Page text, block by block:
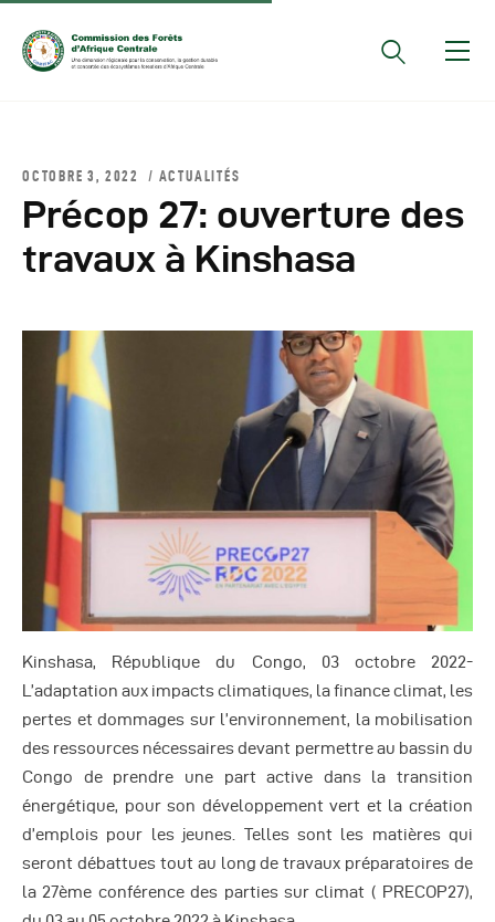
Conseils Des Ministres
Comptes Rendus De
Réunions Sous-
Rapports
Publications
COMIFAC Newsletter
Réunions Réseaux
CEFDHAC
Autres Publications
OCTOBRE 3, 2022 ACTUALITÉS
Précop 27: ouverture des
travaux à Kinshasa
Kinshasa, République du Congo, 03 octobre 2022-
L’adaptation aux impacts climatiques, la finance climat, les
pertes et dommages sur l’environnement, la mobilisation
des ressources nécessaires devant permettre au bassin du
Congo de prendre une part active dans la transition
énergétique, pour son développement vert et la création
d’emplois pour les jeunes. Telles sont les matières qui
seront débattues tout au long de travaux préparatoires de
la 27ème conférence des parties sur climat ( PRECOP27),